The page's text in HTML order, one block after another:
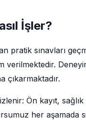
İşler?
pratik sınavları
verilmektedir.
çıkarmaktadır.
Ön kayıt,
her aşamada